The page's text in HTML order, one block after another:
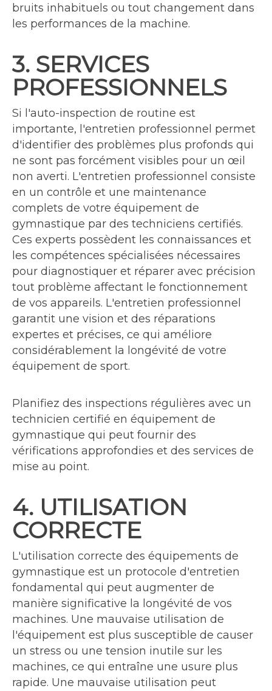
bruits inhabituels ou tout changement dans
les performances de la machine.
3. SERVICES
PROFESSIONNELS
Si l'auto-inspection de routine est
importante, l'entretien professionnel permet
d'identifier des problèmes plus profonds qui
ne sont pas forcément visibles pour un œil
non averti. L'entretien professionnel consiste
en un contrôle et une maintenance
complets de votre équipement de
gymnastique par des techniciens certifiés.
Ces experts possèdent les connaissances et
les compétences spécialisées nécessaires
pour diagnostiquer et réparer avec précision
tout problème affectant le fonctionnement
de vos appareils. L'entretien professionnel
garantit une vision et des réparations
expertes et précises, ce qui améliore
considérablement la longévité de votre
équipement de sport.
Planifiez des inspections régulières avec un
technicien certifié en équipement de
gymnastique qui peut fournir des
vérifications approfondies et des services de
mise au point.
4. UTILISATION
CORRECTE
L'utilisation correcte des équipements de
gymnastique est un protocole d'entretien
fondamental qui peut augmenter de
manière significative la longévité de vos
machines. Une mauvaise utilisation de
l'équipement est plus susceptible de causer
un stress ou une tension inutile sur les
machines, ce qui entraîne une usure plus
rapide. Une mauvaise utilisation peut